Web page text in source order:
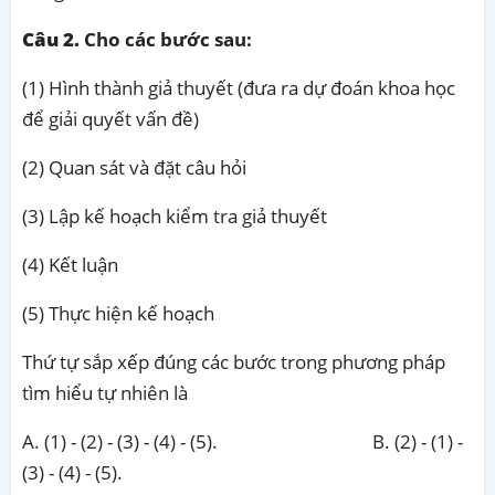
Câu 2. Cho các bước sau:
(1) Hình thành giả thuyết (đưa ra dự đoán khoa học
để giải quyết vấn đề)
(2) Quan sát và đặt câu hỏi
(3) Lập kế hoạch kiểm tra giả thuyết
(4) Kết luận
(5) Thực hiện kế hoạch
Thứ tự sắp xếp đúng các bước trong phương pháp
tìm hiểu tự nhiên là
A. (1) - (2) - (3) - (4) - (5). B. (2) - (1) -
(3) - (4) - (5).